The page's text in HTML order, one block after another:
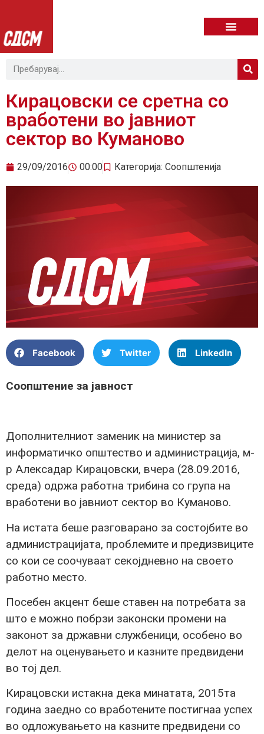
Кирацовски се сретна со
вработени во јавниот
сектор во Куманово
29/09/2016 00:00 Категорија: Соопштенија
Facebook Twitter LinkedIn
Соопштение за јавност
Дополнителниот заменик на министер за
информатичко општество и администрација, м-
р Алексадар Кирацовски, вчера (28.09.2016,
среда) одржа работна трибина со група на
вработени во јавниот сектор во Куманово.
На истата беше разговарано за состојбите во
администрацијата, проблемите и предизвиците
со кои се соочуваат секојдневно на своето
работно место.
Посебен акцент беше ставен на потребата за
што е можно побрзи законски промени на
законот за државни службеници, особено во
делот на оценувањето и казните предвидени
во тој дел.
Кирацовски истакна дека минатата, 2015та
година заедно со вработените постигнаа успех
во одложувањето на казните предвидени со